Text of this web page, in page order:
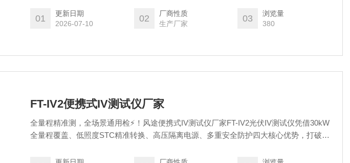
直接辐射、散射辐射等全套核心气象与光伏专属参数。捕捉电站周边微环境变化，精准对
应发电损耗、效率波动，适配光伏电站专业观测业务标准。
01
更新日期
2026-07-10
02
厂商性质
生产厂家
03
浏览量
380
FT-IV2便携式IV测试仪厂家
全量程精准测，全场景通用检⚡！风途便携式IV测试仪厂家FT-IV2光伏IV测试仪凭借30kW
全量程覆盖、低照度STC精准转换、高压隔离电源、多重安全防护四大核心优势，打破传
试与功率检测。兼顾高效检测、精准出数、安全作业、全域适配的特性，是光伏电站运